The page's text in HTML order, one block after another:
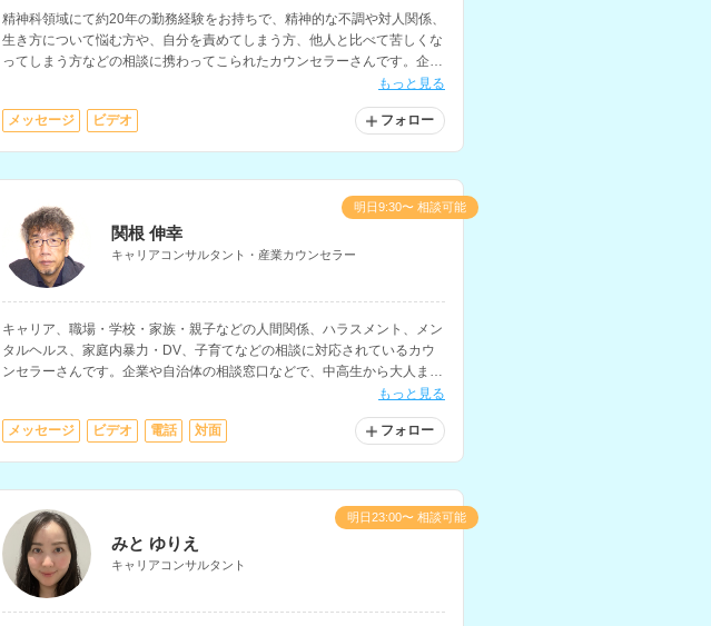
精神科領域にて約20年の勤務経験をお持ちで、精神的な不調や対人関係、
生き方について悩む方や、自分を責めてしまう方、他人と比べて苦しくな
ってしまう方などの相談に携わってこられたカウンセラーさんです。企業
もっと見る
メッセージ ビデオ フォロー
関根 伸幸
キャリアコンサルタント・産業カウンセラー
キャリア、職場・学校・家族・親子などの人間関係、ハラスメント、メン
タルヘルス、家庭内暴力・DV、子育てなどの相談に対応されているカウ
ンセラーさんです。企業や自治体の相談窓口などで、中高生から大人まで
もっと見る
メッセージ ビデオ 電話 対面 フォロー
明日9:30〜 相談可能
みと ゆりえ
キャリアコンサルタント
明日23:00〜 相談可能